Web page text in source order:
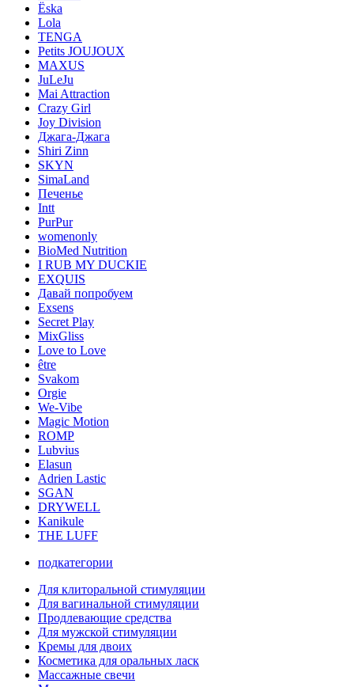
Ёska
Lola
TENGA
Petits JOUJOUX
MAXUS
JuLeJu
Mai Attraction
Crazy Girl
Joy Division
Джага-Джага
Shiri Zinn
SKYN
SimaLand
Печенье
Intt
PurPur
womenonly
BioMed Nutrition
I RUB MY DUCKIE
EXQUIS
Давай попробуем
Exsens
Secret Play
MixGliss
Love to Love
être
Svakom
Orgie
We-Vibe
Magic Motion
ROMP
Lubvius
Elasun
Adrien Lastic
SGAN
DRYWELL
Kanikule
THE LUFF
подкатегории
Для клиторальной стимуляции
Для вагинальной стимуляции
Продлевающие средства
Для мужской стимуляции
Кремы для двоих
Косметика для оральных ласк
Массажные свечи